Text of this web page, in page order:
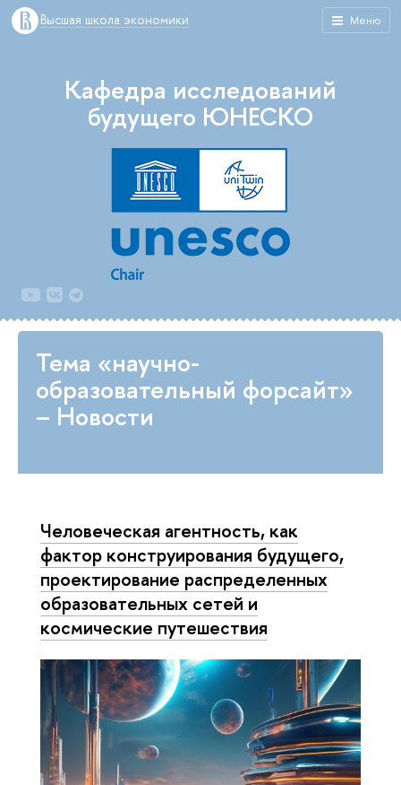
Меню
Высшая школа экономики
Кафедра исследований
будущего ЮНЕСКО
Тема «научно-
образовательный форсайт»
– Новости
Человеческая агентность, как
фактор конструирования будущего,
проектирование распределенных
образовательных сетей и
космические путешествия